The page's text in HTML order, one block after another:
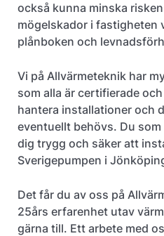
också kunna minska
mögelskador i fastigheten
plånboken och
Vi på Allvärmeteknik har
som alla är certifierade
hantera installationer och
eventuellt behövs. Du
dig trygg och säker att
Sverigepumpen i
Det får du av oss på
25års erfarenhet utav
gärna till. Ett arbete med